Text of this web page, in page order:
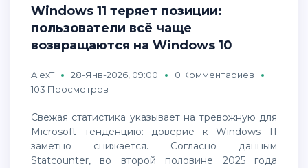
Windows 11 теряет позиции:
пользователи всё чаще
возвращаются на Windows 10
AlexT 28-Янв-2026, 09:00
0 Комментариев
103 Просмотров
Свежая статистика указывает на тревожную для
Microsoft тенденцию: доверие к Windows 11
заметно снижается. Согласно данным
Statcounter, во второй половине 2025 года